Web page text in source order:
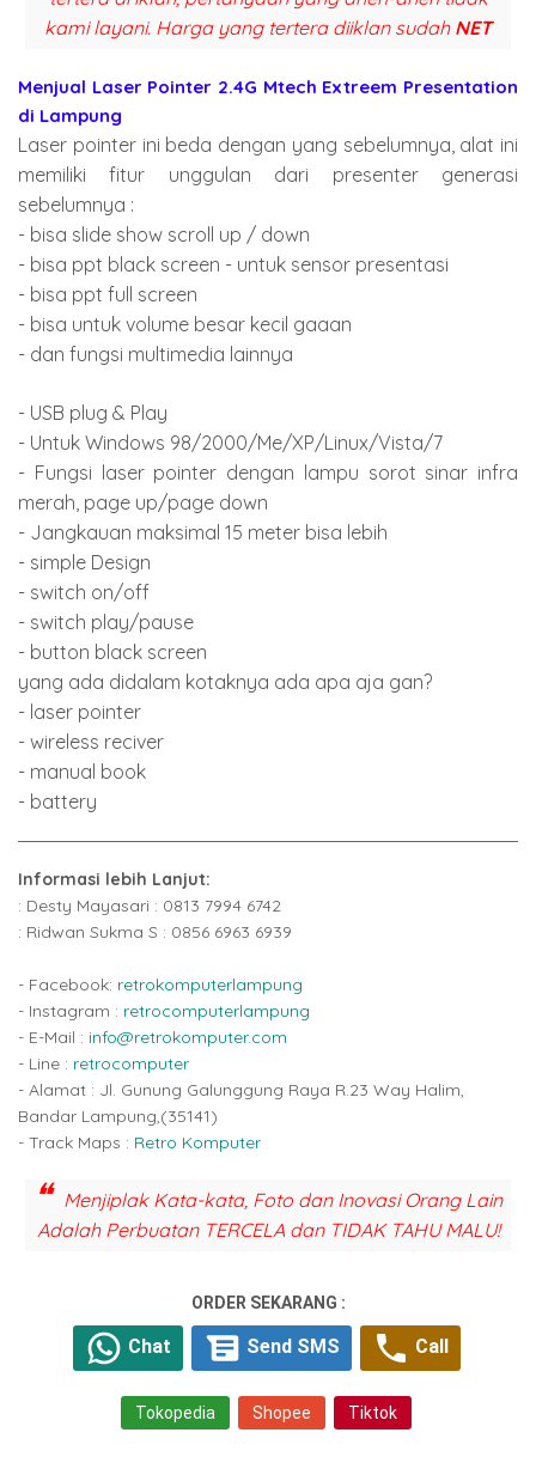
kami layani. Harga yang tertera diiklan sudah NET
Menjual Laser Pointer 2.4G Mtech Extreem Presentation
di Lampung
Laser pointer ini beda dengan yang sebelumnya, alat ini
memiliki fitur unggulan dari presenter generasi
sebelumnya :
- bisa slide show scroll up / down
- bisa ppt black screen - untuk sensor presentasi
- bisa ppt full screen
- bisa untuk volume besar kecil gaaan
- dan fungsi multimedia lainnya
- USB plug & Play
- Untuk Windows 98/2000/Me/XP/Linux/Vista/7
- Fungsi laser pointer dengan lampu sorot sinar infra
merah, page up/page down
- Jangkauan maksimal 15 meter bisa lebih
- simple Design
- switch on/off
- switch play/pause
- button black screen
yang ada didalam kotaknya ada apa aja gan?
- laser pointer
- wireless reciver
- manual book
- battery
Informasi lebih Lanjut:
: Desty Mayasari : 0813 7994 6742
: Ridwan Sukma S : 0856 6963 6939
- Facebook: retrokomputerlampung
- Instagram : retrocomputerlampung
- E-Mail : info@retrokomputer.com
- Line : retrocomputer
- Alamat : Jl. Gunung Galunggung Raya R.23 Way Halim,
Bandar Lampung,(35141)
- Track Maps : Retro Komputer
Menjiplak Kata-kata, Foto dan Inovasi Orang Lain
Adalah Perbuatan TERCELA dan TIDAK TAHU MALU!
ORDER SEKARANG :
Chat Send SMS Call
Tokopedia Shopee Tiktok